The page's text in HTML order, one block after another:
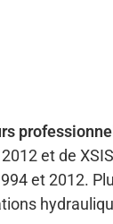
et de
et 2012.